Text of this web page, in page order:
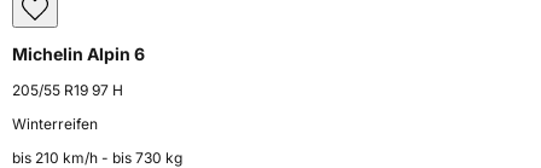
Michelin Alpin 6
205/55 R19 97 H
Winterreifen
bis 210 km⁠/⁠h - bis 730 kg